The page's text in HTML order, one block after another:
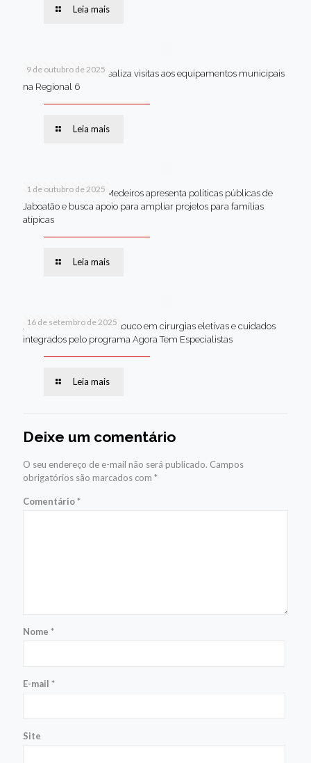
Leia mais
9 de outubro de 2025
Van dos secretários realiza visitas aos equipamentos municipais
na Regional 6
Leia mais
1 de outubro de 2025
Em Brasília, Andréa Medeiros apresenta políticas públicas de
Jaboatão e busca apoio para ampliar projetos para famílias
atípicas
Leia mais
16 de setembro de 2025
Jaboatão lidera Pernambuco em cirurgias eletivas e cuidados
integrados pelo programa Agora Tem Especialistas
Leia mais
Deixe um comentário
O seu endereço de e-mail não será publicado. Campos
obrigatórios são marcados com *
Comentário*
Nome *
E-mail *
Site